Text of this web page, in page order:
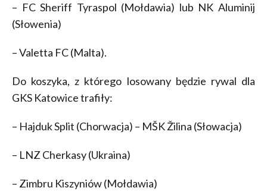
– FC Sheriff Tyraspol (Mołdawia) lub NK Aluminij
(Słowenia)
– Valetta FC (Malta).
Do koszyka, z którego losowany będzie rywal dla
GKS Katowice trafiły:
– Hajduk Split (Chorwacja) – MŠK Žilina (Słowacja)
– LNZ Cherkasy (Ukraina)
– Zimbru Kiszyniów (Mołdawia)